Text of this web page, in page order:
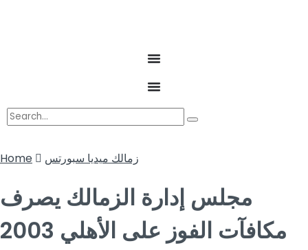
Home زمالك ميديا سبورتس
مجلس إدارة الزمالك يصرف
مكافآت الفوز على الأهلي 2003